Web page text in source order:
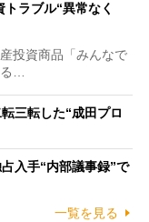
ラブル“異常なく
投資商品「みんなで
る…
三転した“成田プロ
入手“内部議事録”で
一覧を見る